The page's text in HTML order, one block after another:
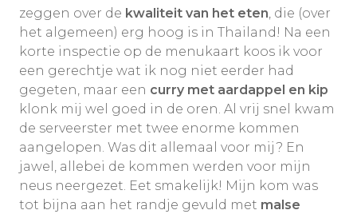
zeggen over de kwaliteit van het eten, die (over
het algemeen) erg hoog is in Thailand! Na een
korte inspectie op de menukaart koos ik voor
een gerechtje wat ik nog niet eerder had
gegeten, maar een curry met aardappel en kip
klonk mij wel goed in de oren. Al vrij snel kwam
de serveerster met twee enorme kommen
aangelopen. Was dit allemaal voor mij? En
jawel, allebei de kommen werden voor mijn
neus neergezet. Eet smakelijk! Mijn kom was
tot bijna aan het randje gevuld met malse